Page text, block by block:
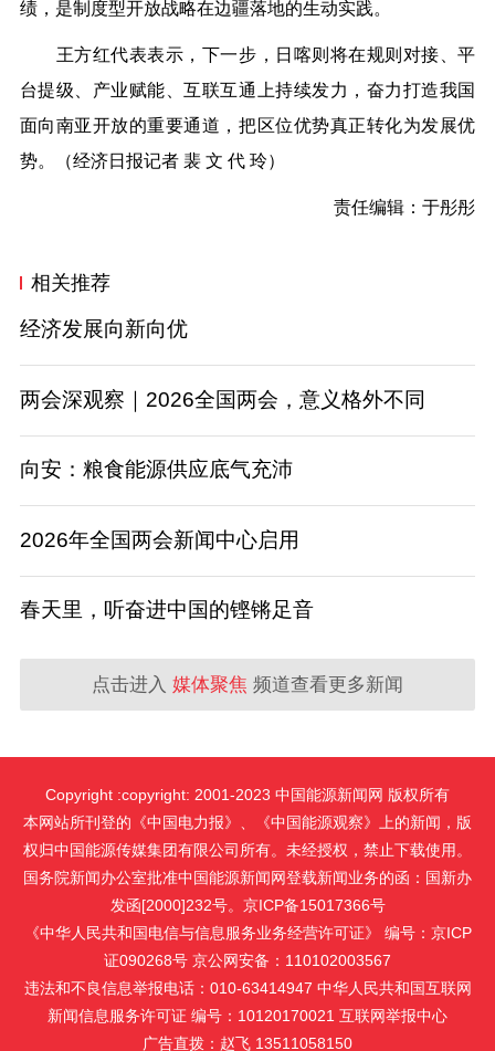
绩，是制度型开放战略在边疆落地的生动实践。
王方红代表表示，下一步，日喀则将在规则对接、平
台提级、产业赋能、互联互通上持续发力，奋力打造我国
面向南亚开放的重要通道，把区位优势真正转化为发展优
势。（经济日报记者 裴 文 代 玲）
责任编辑：于彤彤
相关推荐
经济发展向新向优
两会深观察｜2026全国两会，意义格外不同
向安：粮食能源供应底气充沛
2026年全国两会新闻中心启用
春天里，听奋进中国的铿锵足音
点击进入 媒体聚焦 频道查看更多新闻
Copyright :copyright: 2001-2023 中国能源新闻网 版权所有
本网站所刊登的《中国电力报》、《中国能源观察》上的新闻，版
权归中国能源传媒集团有限公司所有。未经授权，禁止下载使用。
国务院新闻办公室批准中国能源新闻网登载新闻业务的函：国新办
发函[2000]232号。京ICP备15017366号
《中华人民共和国电信与信息服务业务经营许可证》 编号：京ICP
证090268号 京公网安备：110102003567
违法和不良信息举报电话：010-63414947 中华人民共和国互联网
新闻信息服务许可证 编号：10120170021 互联网举报中心
广告直拨：赵飞 13511058150